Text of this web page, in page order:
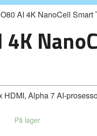
AI 4K NanoCell Smart
4K
Alpha 7 AI-
På lager